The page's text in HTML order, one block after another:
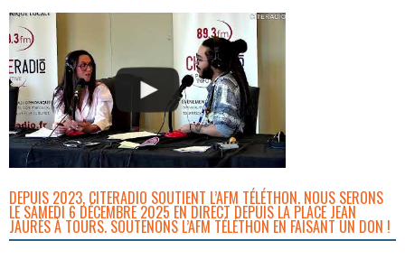
DEPUIS 2023, CITERADIO SOUTIENT L’AFM TÉLÉTHON. NOUS SERONS
LE SAMEDI 6 DÉCEMBRE 2025 EN DIRECT DEPUIS LA PLACE JEAN
JAURÈS À TOURS. SOUTENONS L’AFM TÉLÉTHON EN FAISANT UN DON !